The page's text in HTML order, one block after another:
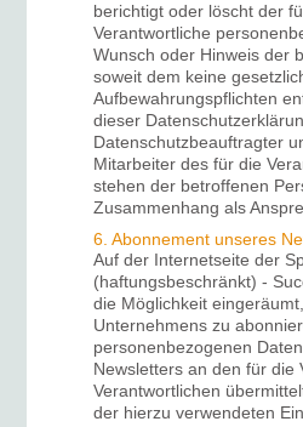
berichtigt oder löscht der
Verantwortliche
Wunsch oder Hinweis der
soweit dem keine
Aufbewahrungspflichten
dieser
Datenschutzbeauftragter
Mitarbeiter des für die
stehen der betroffenen
Zusammenhang als
6. Abonnement unseres
Auf der Internetseite der
(haftungsbeschränkt) -
die Möglichkeit
Unternehmens zu
personenbezogenen
Newsletters an den für die
Verantwortlichen
der hierzu verwendeten